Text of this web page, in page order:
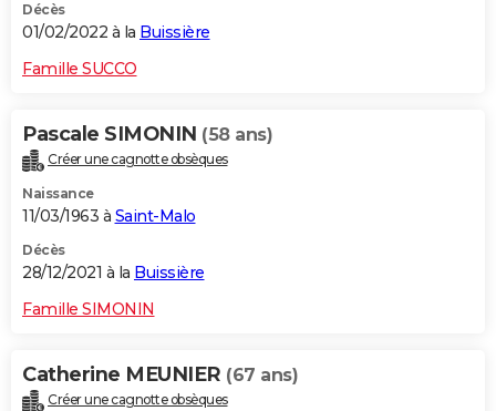
Décès
01/02/2022 à la Buissière
Famille SUCCO
Pascale SIMONIN (58 ans)
Créer une cagnotte obsèques
Naissance
11/03/1963 à Saint-Malo
Décès
28/12/2021 à la Buissière
Famille SIMONIN
Catherine MEUNIER (67 ans)
Créer une cagnotte obsèques